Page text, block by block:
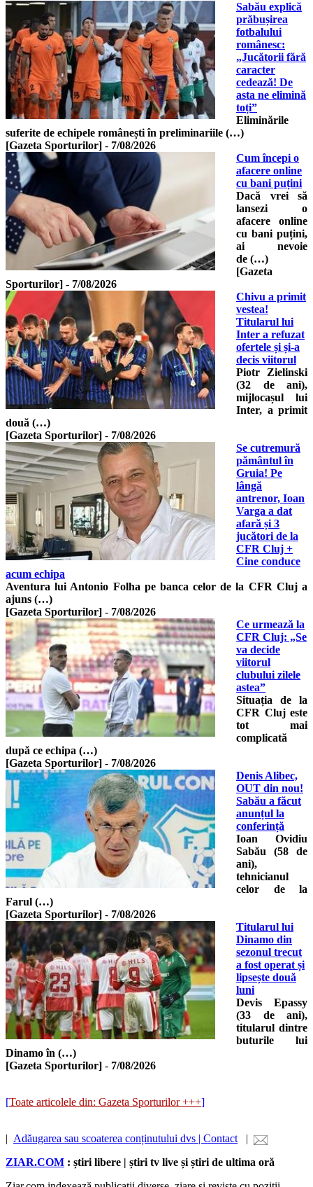
Sabău explică
prăbușirea
fotbalului
românesc:
„Jucătorii fără
caracter
cedează! De
asta ne elimină
toți”
Eliminările
suferite de echipele românești în preliminariile (…)
[Gazeta Sporturilor] - 7/08/2026
Cum începi o
afacere online
cu bani puțini
Dacă vrei să
lansezi o
afacere online
cu bani puțini,
ai nevoie
de (…)
[Gazeta
Sporturilor] - 7/08/2026
Chivu a primit
vestea!
Titularul lui
Inter a refuzat
ofertele și și-a
decis viitorul
Piotr Zielinski
(32 de ani),
mijlocașul lui
Inter, a primit
două (…)
[Gazeta Sporturilor] - 7/08/2026
Se cutremură
pământul în
Gruia! Pe
lângă
antrenor, Ioan
Varga a dat
afară și 3
jucători de la
CFR Cluj +
Cine conduce
acum echipa
Aventura lui Antonio Folha pe banca celor de la CFR Cluj a
ajuns (…)
[Gazeta Sporturilor] - 7/08/2026
Ce urmează la
CFR Cluj: „Se
va decide
viitorul
clubului zilele
astea”
Situația de la
CFR Cluj este
tot mai
complicată
după ce echipa (…)
[Gazeta Sporturilor] - 7/08/2026
Denis Alibec,
OUT din nou!
Sabău a făcut
anunțul la
conferință
Ioan Ovidiu
Sabău (58 de
ani),
tehnicianul
celor de la
Farul (…)
[Gazeta Sporturilor] - 7/08/2026
Titularul lui
Dinamo din
sezonul trecut
a fost operat și
lipsește două
luni
Devis Epassy
(33 de ani),
titularul dintre
buturile lui
Dinamo în (…)
[Gazeta Sporturilor] - 7/08/2026
[Toate articolele din: Gazeta Sporturilor +++]
| Adăugarea sau scoaterea conținutului dvs | Contact |
ZIAR.COM : știri libere | știri tv live și știri de ultima oră